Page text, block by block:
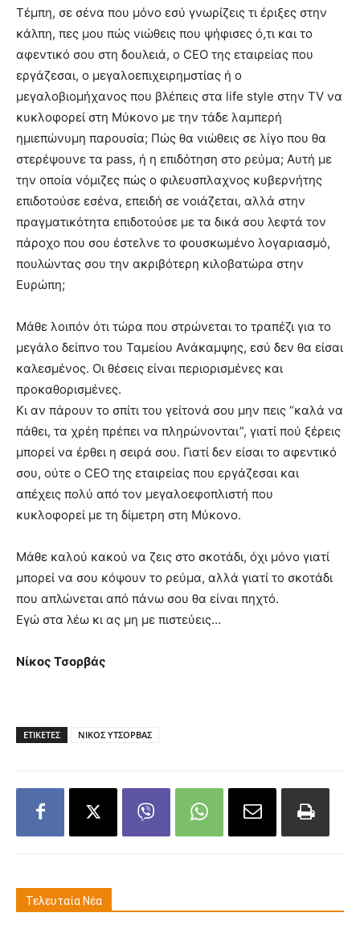
Τέμπη, σε σένα που μόνο εσύ γνωρίζεις τι έριξες στην
κάλπη, πες μου πώς νιώθεις που ψήφισες ό,τι και το
αφεντικό σου στη δουλειά, ο CEO της εταιρείας που
εργάζεσαι, ο μεγαλοεπιχειρημστίας ή ο
μεγαλοβιομήχανος που βλέπεις στα life style στην ΤV να
κυκλοφορεί στη Μύκονο με την τάδε λαμπερή
ημιεπώνυμη παρουσία; Πώς θα νιώθεις σε λίγο που θα
στερέψουνε τα pass, ή η επιδότηση στο ρεύμα; Αυτή με
την οποία νόμιζες πώς ο φιλευσπλαχνος κυβερνήτης
επιδοτούσε εσένα, επειδή σε νοιάζεται, αλλά στην
πραγματικότητα επιδοτούσε με τα δικά σου λεφτά τον
πάροχο που σου έστελνε το φουσκωμένο λογαριασμό,
πουλώντας σου την ακριβότερη κιλοβατώρα στην
Ευρώπη;
Μάθε λοιπόν ότι τώρα που στρώνεται το τραπέζι για το
μεγάλο δείπνο του Ταμείου Ανάκαμψης, εσύ δεν θα είσαι
καλεσμένος. Οι θέσεις είναι περιορισμένες και
προκαθορισμένες.
Κι αν πάρουν το σπίτι του γείτονά σου μην πεις “καλά να
πάθει, τα χρέη πρέπει να πληρώνονται”, γιατί πού ξέρεις
μπορεί να έρθει η σειρά σου. Γιατί δεν είσαι το αφεντικό
σου, ούτε ο CEO της εταιρείας που εργάζεσαι και
απέχεις πολύ από τον μεγαλοεφοπλιστή που
κυκλοφορεί με τη δίμετρη στη Μύκονο.
Μάθε καλού κακού να ζεις στο σκοτάδι, όχι μόνο γιατί
μπορεί να σου κόψουν το ρεύμα, αλλά γιατί το σκοτάδι
που απλώνεται από πάνω σου θα είναι πηχτό.
Εγώ στα λέω κι ας μη με πιστεύεις…
Νίκος Τσορβάς
ΕΤΙΚΕΤΕΣ ΝΙΚΟΣ ΥΤΣΟΡΒΑΣ
Τελευταία Νέα